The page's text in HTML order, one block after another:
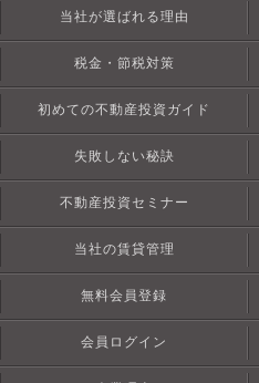
当社が選ばれる理由
税金・節税対策
初めての不動産投資ガイド
失敗しない秘訣
不動産投資セミナー
当社の賃貸管理
無料会員登録
会員ログイン